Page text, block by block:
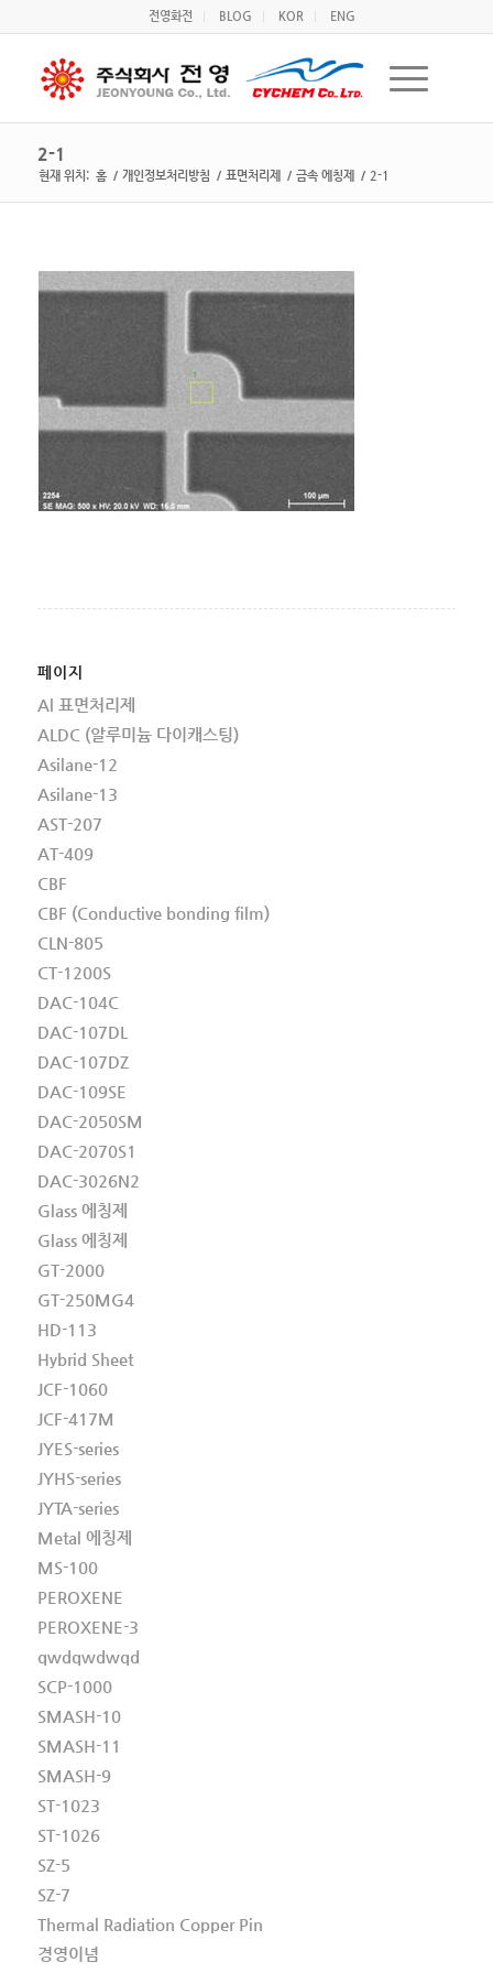
전영화전 BLOG KOR ENG
2-1
현재 위치: 홈 / 개인정보처리방침 / 표면처리제 / 금속 에칭제 / 2-1
페이지
Al 표면처리제
ALDC (알루미늄 다이캐스팅)
Asilane-12
Asilane-13
AST-207
AT-409
CBF
CBF (Conductive bonding film)
CLN-805
CT-1200S
DAC-104C
DAC-107DL
DAC-107DZ
DAC-109SE
DAC-2050SM
DAC-2070S1
DAC-3026N2
Glass 에칭제
Glass 에칭제
GT-2000
GT-250MG4
HD-113
Hybrid Sheet
JCF-1060
JCF-417M
JYES-series
JYHS-series
JYTA-series
Metal 에칭제
MS-100
PEROXENE
PEROXENE-3
qwdqwdwqd
SCP-1000
SMASH-10
SMASH-11
SMASH-9
ST-1023
ST-1026
SZ-5
SZ-7
Thermal Radiation Copper Pin
경영이념